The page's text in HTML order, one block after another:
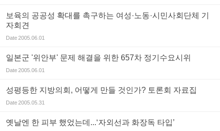
보육의 공공성 확대를 촉구하는 여성·노동·시민사회단체 기
자회견
Date2005.06.01
일본군 '위안부' 문제 해결을 위한 657차 정기수요시위
Date2005.06.01
성평등한 지방의회, 어떻게 만들 것인가? 토론회 자료집
Date2005.05.31
옛날엔 한 피부 했었는데...‘자외선과 화장독 타입’